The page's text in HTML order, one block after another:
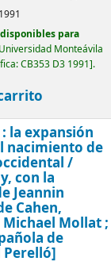
para
Monteávila
CB353 D3 1991 .
la expansión
nacimiento de
/
con la
Jeannin
Cahen,
Michael Mollat ;
de
Perelló]